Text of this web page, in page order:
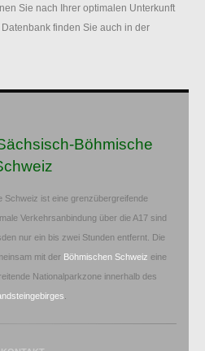
Sie nach Ihrer optimalen Unterkunft
finden Sie auch in der
Böhmische
Schweiz ist eine grenzübergreifende
Verkehrsanbindung über die A17 sind
nur ein bis zwei Stunden entfernt. Die
mit der Böhmischen Schweiz eine
Nationalparkzone innerhalb des